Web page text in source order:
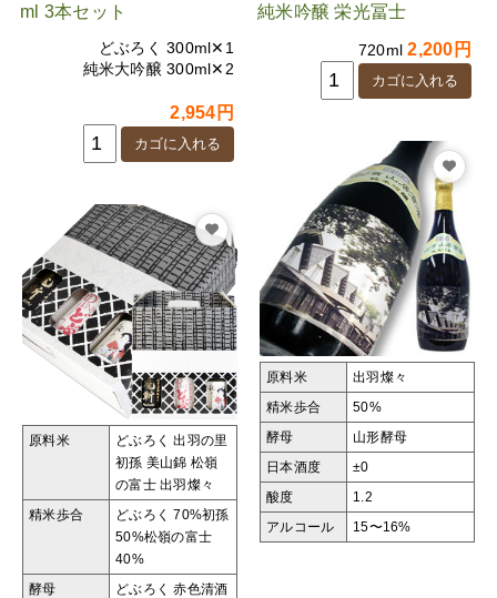
ml 3本セット
どぶろく 300ml✕1
純米大吟醸 300ml✕2
2,954円
原料米
どぶろく 出羽の里
初孫 美山錦 松嶺
の富士 出羽燦々
精米歩合 どぶろく 70%初孫
50%松嶺の富士
40%
酵母
どぶろく 赤色清酒
純米吟醸 栄光冨士
720ml2,200円
原料米 出羽燦々
精米歩合 50%
酵母 山形酵母
日本酒度 ±0
酸度 1.2
アルコール 15〜16%